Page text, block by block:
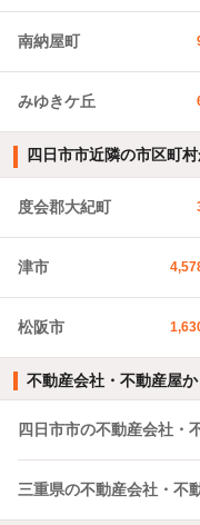
南納屋町
みゆきケ丘
四日市市近隣の市区町
度会郡大紀町
津市
松阪市
不動産会社・不動産屋
四日市市の不動産会社・
三重県の不動産会社・不